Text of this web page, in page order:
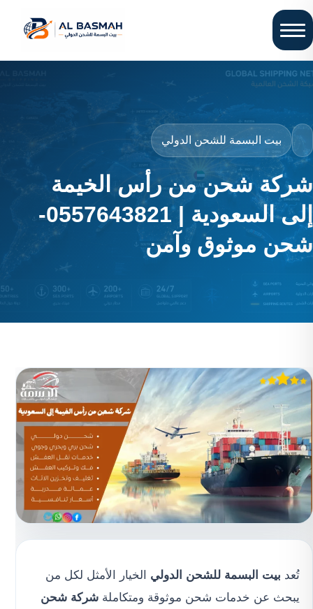
بيت البسمة للشحن الدولي
شركة شحن من رأس الخيمة
إلى السعودية | 0557643821-
شحن موثوق وآمن
تُعد بيت البسمة للشحن الدولي الخيار الأمثل لكل من
يبحث عن خدمات شحن موثوقة ومتكاملة شركة شحن